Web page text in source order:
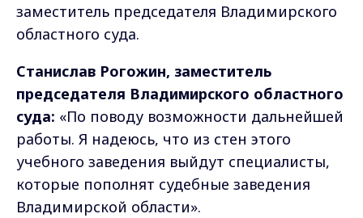
заместитель председателя Владимирского
областного суда.
Станислав Рогожин, заместитель
председателя Владимирского областного
суда: «По поводу возможности дальнейшей
работы. Я надеюсь, что из стен этого
учебного заведения выйдут специалисты,
которые пополнят судебные заведения
Владимирской области».